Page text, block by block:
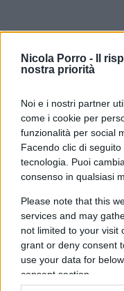
Nicola Porro -
Il
nostra priorità
Noi e i nostri partner
come i cookie per
funzionalità per social
Facendo clic di
tecnologia. Puoi
consenso in qualsiasi
Please note that this
services and may
not limited to your visit
grant or deny consent
use your data for
consent section.
In parallelo alla